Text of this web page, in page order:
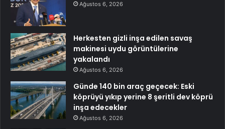
Ağustos 6, 2026
Herkesten gizli inşa edilen savaş
makinesi uydu görüntülerine
yakalandı
Ağustos 6, 2026
Günde 140 bin araç geçecek: Eski
köprüyü yıkıp yerine 8 şeritli dev köprü
inşa edecekler
Ağustos 6, 2026